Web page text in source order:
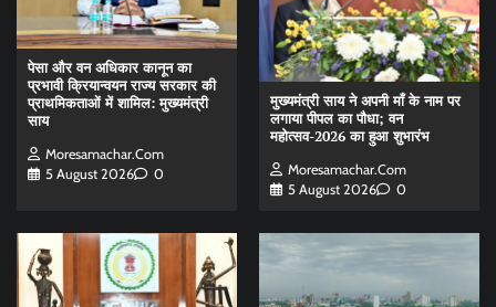
पेसा और वन अधिकार कानून का
प्रभावी क्रियान्वयन राज्य सरकार की
प्राथमिकताओं में शामिल: मुख्यमंत्री
साय
Moresamachar.com
5 August 2026
0
मुख्यमंत्री साय ने अपनी माँ के नाम पर
लगाया पीपल का पौधा; वन
महोत्सव-2026 का हुआ शुभारंभ
Moresamachar.com
5 August 2026
0